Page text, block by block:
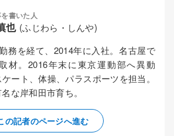
書いた人
也 (ふじわら・しんや)
務を経て、2014年に入社。名古屋で
材。2016年末に東京運動部へ異動
ート、体操、パラスポーツを担当。
な岸和田市育ち。
の記者のページへ進む